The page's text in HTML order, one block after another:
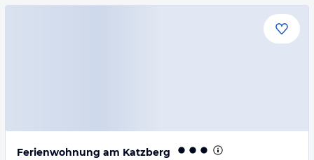
Ferienwohnung am Katzberg